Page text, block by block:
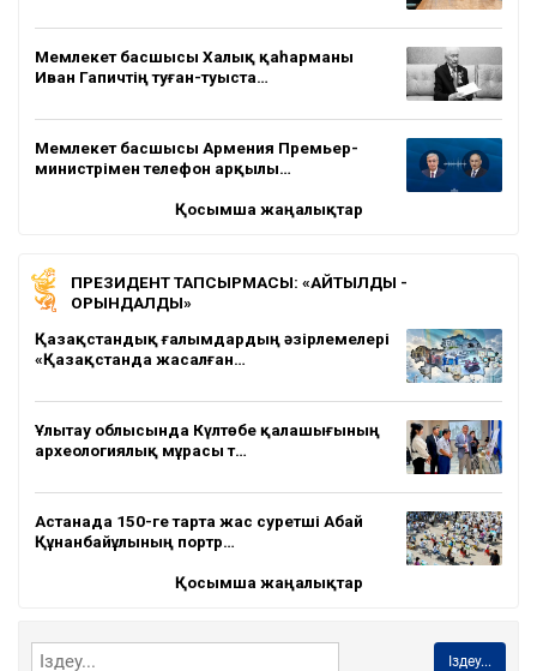
Мемлекет басшысы Халық қаһарманы
Иван Гапичтің туған-туыста…
Мемлекет басшысы Армения Премьер-
министрімен телефон арқылы…
Қосымша жаңалықтар
ПРЕЗИДЕНТ ТАПСЫРМАСЫ: «АЙТЫЛДЫ -
ОРЫНДАЛДЫ»
Қазақстандық ғалымдардың әзірлемелері
«Қазақстанда жасалған…
Ұлытау облысында Күлтөбе қалашығының
археологиялық мұрасы т…
Астанада 150-ге тарта жас суретші Абай
Құнанбайұлының портр…
Қосымша жаңалықтар
Іздеу...